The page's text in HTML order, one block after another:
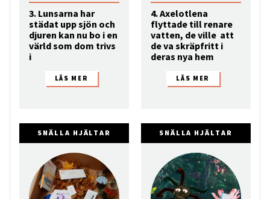
3. Lunsarna har
städat upp sjön och
djuren kan nu bo i en
värld som dom trivs
i
4. Axelotlena
flyttade till renare
vatten, de ville att
de va skräpfritt i
deras nya hem
SNÄLLA HJÄLTAR SNÄLLA HJÄLTAR